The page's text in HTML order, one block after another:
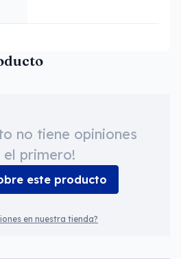
no tiene opiniones
el primero!
este producto
en nuestra tienda?